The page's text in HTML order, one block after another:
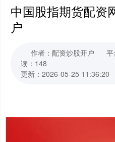
中国股指期货配资
户
作者：配资炒股开户
读：148
更新：2026-05-25 11:36:20